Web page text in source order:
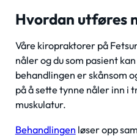
Hvordan utføres
Våre kiropraktorer på
nåler og du som pasient
behandlingen er skånsom
på å sette tynne nåler inn i
muskulatur.
Behandlingen løser opp